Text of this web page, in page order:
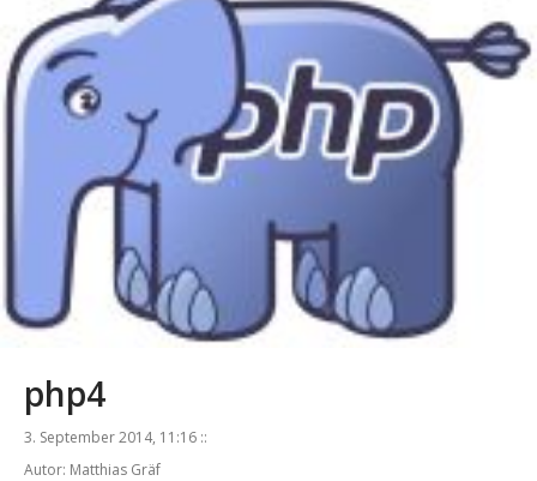
php4
3. September 2014, 11:16 ::
Autor: Matthias Gräf